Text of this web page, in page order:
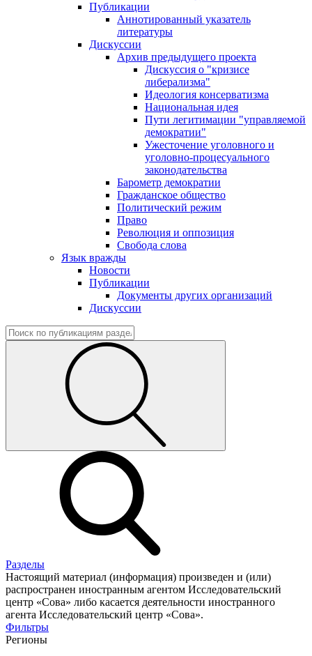
Публикации
Аннотированный указатель
литературы
Дискуссии
Архив предыдущего проекта
Дискуссия о "кризисе
либерализма"
Идеология консерватизма
Национальная идея
Пути легитимации "управляемой
демократии"
Ужесточение уголовного и
уголовно-процесуального
законодательства
Барометр демократии
Гражданское общество
Политический режим
Право
Революция и оппозиция
Свобода слова
Язык вражды
Новости
Публикации
Документы других организаций
Дискуссии
Разделы
Настоящий материал (информация) произведен и (или)
распространен иностранным агентом Исследовательский
центр «Сова» либо касается деятельности иностранного
агента Исследовательский центр «Сова».
Фильтры
Регионы